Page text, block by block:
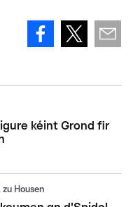
kéint Grond fir
Housen